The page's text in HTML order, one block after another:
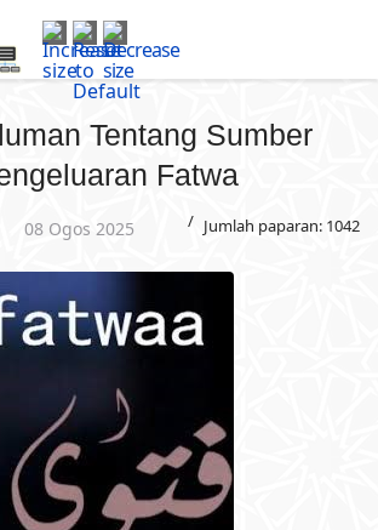
Tentang Sumber
Fatwa
08 Ogos 2025 Jumlah paparan: 1042